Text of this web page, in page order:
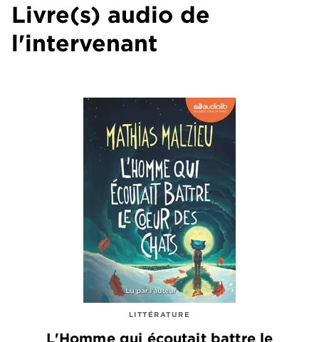
Livre(s) audio de
l'intervenant
LITTÉRATURE
L'Homme qui écoutait battre le